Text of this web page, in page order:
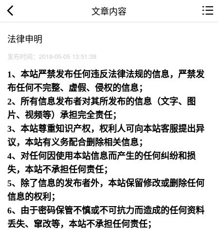
文章内容
法律申明
发布时间：2019-05-05 13:51:38
1、本站严禁发布任何违反法律法规的信息，严禁发
布任何不完整、虚假、侵权的信息；
2、所有信息发布者对其所发布的信息（文字、图
片、视频等）承担完全责任；
3、本站尊重知识产权，权利人可向本站客服提出异
议，本站有义务配合删除相关信息；
4、对任何因使用本站信息而产生的任何纠纷和损
失，本站不承担任何责任；
5、除了信息的发布者外，本站保留修改或删除任何
信息的权利；
6、由于密码保管不慎或不可抗力而造成的任何资料
丢失、窜改等，本站不承担任何责任；